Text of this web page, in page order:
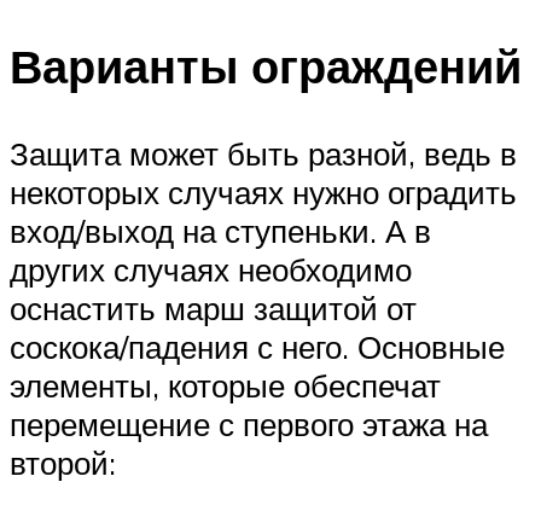
Варианты ограждений
Защита может быть разной, ведь в
некоторых случаях нужно оградить
вход/выход на ступеньки. А в
других случаях необходимо
оснастить марш защитой от
соскока/падения с него. Основные
элементы, которые обеспечат
перемещение с первого этажа на
второй: